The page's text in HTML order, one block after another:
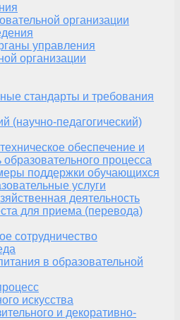
организации
управления
организации
стандарты и требования
(научно-педагогический)
обеспечение и
процесса
поддержки обучающихся
услуги
деятельность
для приема (перевода)
сотрудничество
в образовательной
искусства
и декоративно-